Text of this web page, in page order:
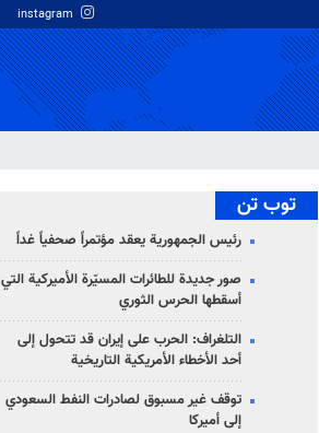
توب تن
رئيس الجمهورية يعقد مؤتمراً صحفياً غداً
صور جديدة للطائرات المسيّرة الأميركية التي
أسقطها الحرس الثوري
التلغراف: الحرب على إيران قد تتحول إلى
أحد الأخطاء الأمريكية التاريخية
توقف غير مسبوق لصادرات النفط السعودي
إلى أميركا